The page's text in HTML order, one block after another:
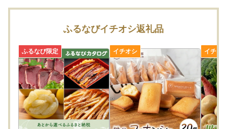
ふるなびイチオシ返礼品